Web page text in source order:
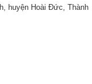
huyện Hoài Đức, Thành